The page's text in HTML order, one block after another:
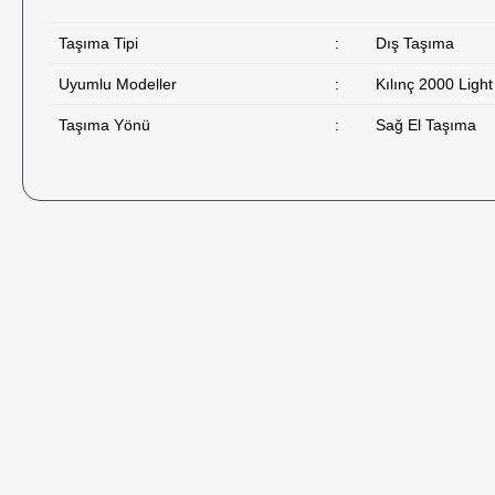
Taşıma Tipi : Dış Taşıma
Uyumlu Modeller : Kılınç 2000 Light
Taşıma Yönü : Sağ El Taşıma